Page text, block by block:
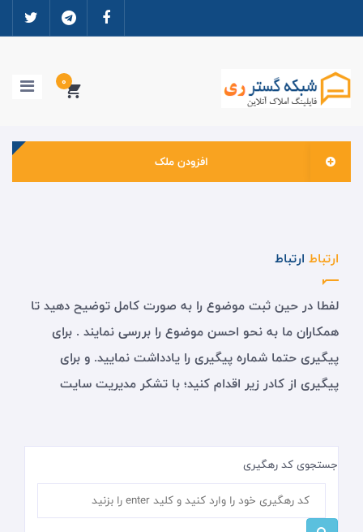
0
ارتباطات و دانلود ها
افزودن ملک
ارتباط ارتباط
لفطا در حین ثبت موضوع را به صورت کامل توضیح دهید تا
همکاران ما به نحو احسن موضوع را بررسی نمایند . برای
پیگیری حتما شماره پیگیری را یادداشت نمایید. و برای
پیگیری از کادر زیر اقدام کنید؛ با تشکر مدیریت سایت
جستجوی کد رهگیری